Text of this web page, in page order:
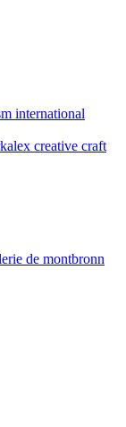
international
creative craft
de montbronn